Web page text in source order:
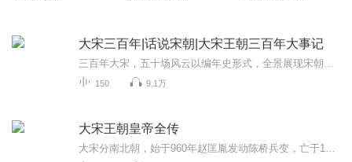
大宋三百年|话说宋朝|大宋王朝三百年大事记
150 9.1万
大宋王朝皇帝全传